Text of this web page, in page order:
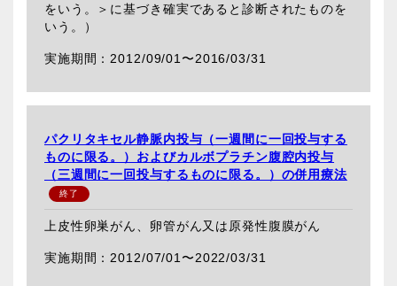
をいう。＞に基づき確実であると診断されたものを
いう。）
2012/09/01〜2016/03/31
パクリタキセル静脈内投与（一週間に一回投与する
ものに限る。）およびカルボプラチン腹腔内投与
（三週間に一回投与するものに限る。）の併用療法
上皮性卵巣がん、卵管がん又は原発性腹膜がん
2012/07/01〜2022/03/31